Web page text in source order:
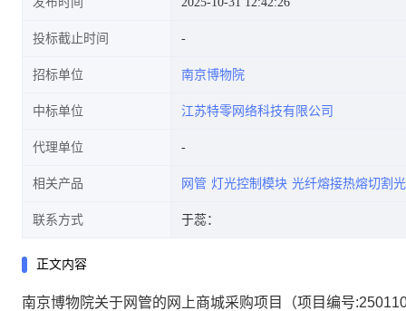
投标截止时间
招标单位 南京博物院
中标单位 江苏特零网络科技有限公司
代理单位
相关产品 网管 灯光控制模块 光纤熔接热熔切割
联系方式 于蕊：
正文内容
南京博物院关于网管的网上商城采购项目 （项目编号: